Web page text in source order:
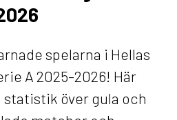
spelarna i Hellas
A 2025-2026! Här
över gula och